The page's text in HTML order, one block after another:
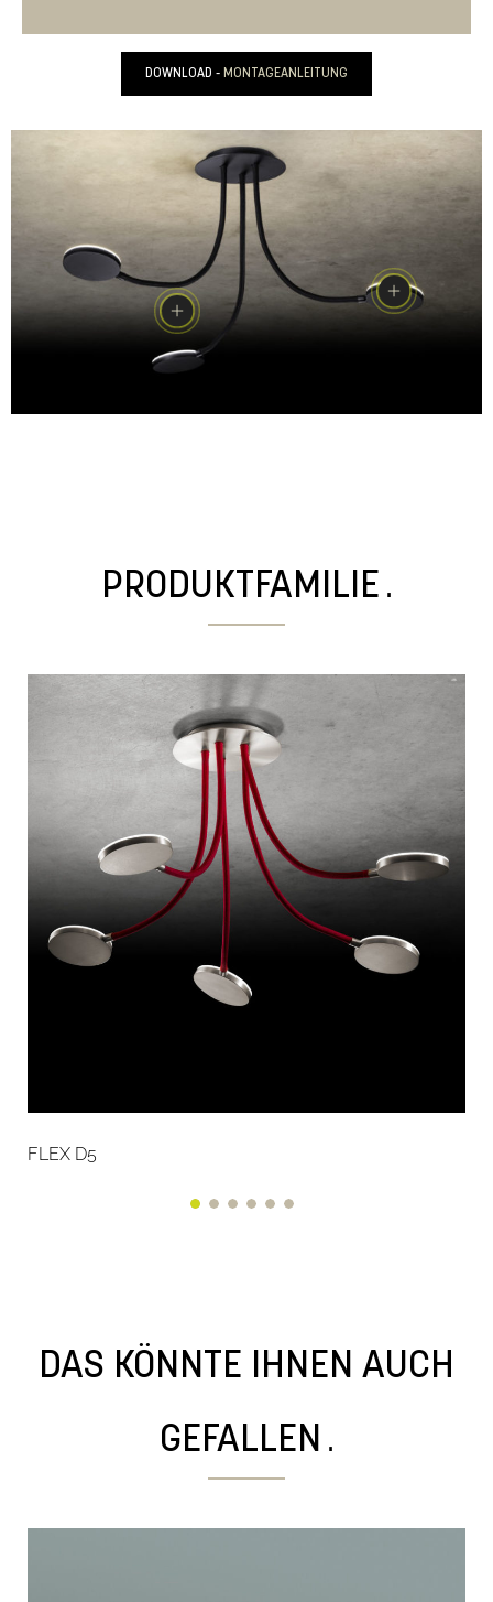
DOWNLOAD - MONTAGEANLEITUNG
PRODUKTFAMILIE .
FLEX D5
DAS KÖNNTE IHNEN AUCH
GEFALLEN .